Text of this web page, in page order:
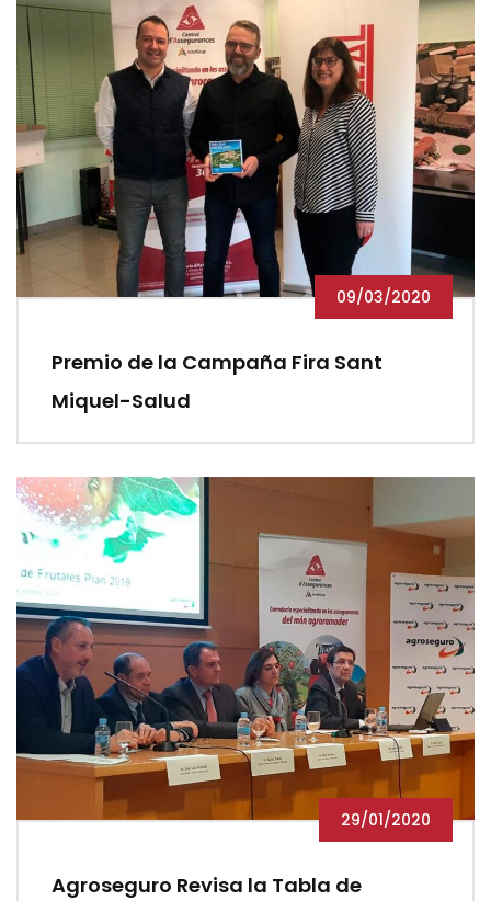
09/03/2020
Premio de la Campaña Fira Sant
Miquel-Salud
29/01/2020
Agroseguro Revisa la Tabla de